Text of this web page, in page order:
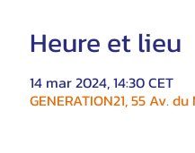
Heure et lieu
14 mar 2024, 14:30 CET
GENERATION21, 55 Av.